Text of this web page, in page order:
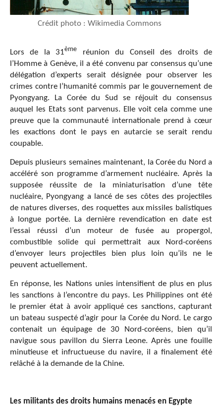
Crédit photo : Wikimedia Commons
Lors de la 31ème réunion du Conseil des droits de
l’Homme à Genève, il a été convenu par consensus qu’une
délégation d’experts serait désignée pour observer les
crimes contre l’humanité commis par le gouvernement de
Pyongyang. La Corée du Sud se réjouit du consensus
auquel les Etats sont parvenus. Elle voit cela comme une
preuve que la communauté internationale prend à cœur
les exactions dont le pays en autarcie se serait rendu
coupable.
Depuis plusieurs semaines maintenant, la Corée du Nord a
accéléré son programme d’armement nucléaire. Après la
supposée réussite de la miniaturisation d’une tête
nucléaire, Pyongyang a lancé de ses côtes des projectiles
de natures diverses, des roquettes aux missiles balistiques
à longue portée. La dernière revendication en date est
l’essai réussi d’un moteur de fusée au propergol,
combustible solide qui permettrait aux Nord-coréens
d’envoyer leurs projectiles bien plus loin qu’ils ne le
peuvent actuellement.
En réponse, les Nations unies intensifient de plus en plus
les sanctions à l’encontre du pays. Les Philippines ont été
le premier état à avoir appliqué ces sanctions, capturant
un bateau suspecté d’agir pour la Corée du Nord. Le cargo
contenait un équipage de 30 Nord-coréens, bien qu’il
navigue sous pavillon du Sierra Leone. Après une fouille
minutieuse et infructueuse du navire, il a finalement été
relâché à la demande de la Chine.
Les militants des droits humains menacés en Egypte